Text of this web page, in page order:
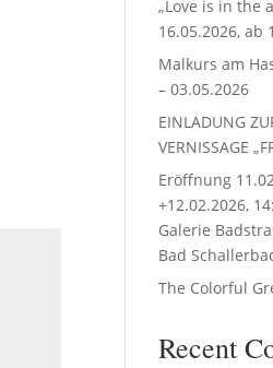
„Love is in the
16.05.2026, ab
Malkurs am
– 03.05.2026
EINLADUNG
VERNISSAGE
Eröffnung
+12.02.2026,
Galerie
Bad
The Colorful
Recent